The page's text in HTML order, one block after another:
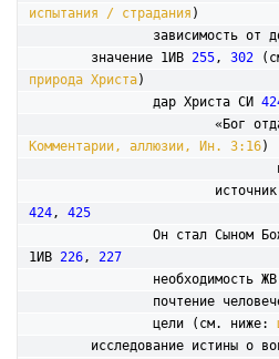
испытания / страдания )
зависимость от
	значение 1ИВ
255, 302
природа Христа)
		дар Христа СИ
Комментарии, аллюзии, Ин. 3:16)
424, 425
1ИВ 226, 227
		необходимость ЖВ
почтение
		цели (см. ниже: